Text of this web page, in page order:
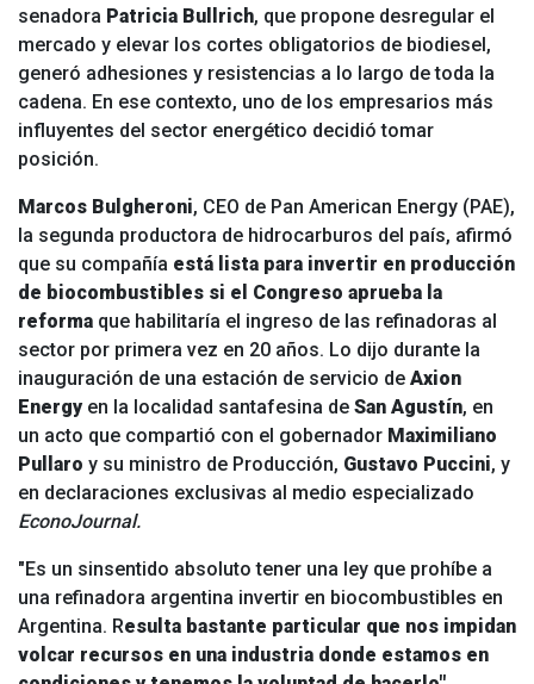
senadora Patricia Bullrich, que propone desregular el
mercado y elevar los cortes obligatorios de biodiesel,
generó adhesiones y resistencias a lo largo de toda la
cadena. En ese contexto, uno de los empresarios más
influyentes del sector energético decidió tomar
posición.
Marcos Bulgheroni, CEO de Pan American Energy (PAE),
la segunda productora de hidrocarburos del país, afirmó
que su compañía está lista para invertir en producción
de biocombustibles si el Congreso aprueba la
reforma que habilitaría el ingreso de las refinadoras al
sector por primera vez en 20 años. Lo dijo durante la
inauguración de una estación de servicio de Axion
Energyen la localidad santafesina de San Agustín, en
un acto que compartió con el gobernador Maximiliano
Pullaro y su ministro de Producción, Gustavo Puccini, y
en declaraciones exclusivas al medio especializado
EconoJournal.
"Es un sinsentido absoluto tener una ley que prohíbe a
una refinadora argentina invertir en biocombustibles en
Argentina. Resulta bastante particular que nos impidan
volcar recursos en una industria donde estamos en